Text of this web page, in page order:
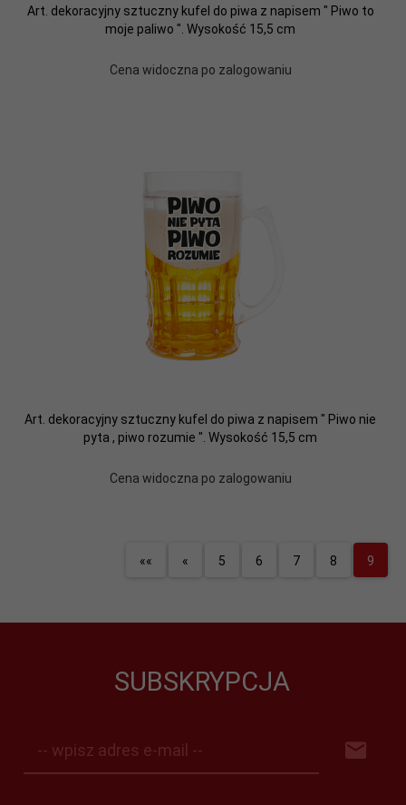
Art. dekoracyjny sztuczny kufel do piwa z napisem " Piwo to
moje paliwo ". Wysokość 15,5 cm
Cena widoczna po zalogowaniu
Art. dekoracyjny sztuczny kufel do piwa z napisem " Piwo nie
pyta , piwo rozumie ". Wysokość 15,5 cm
Cena widoczna po zalogowaniu
«« « 5 6 7 8 9
SUBSKRYPCJA
-- wpisz adres e-mail --